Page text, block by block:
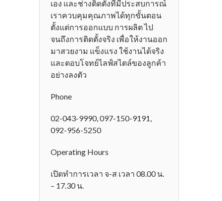
เอง และช่างติดตั้งที่มีประสบการณ์
เราควบคุมคุณภาพได้ทุกขั้นตอน
ตั้งแต่การออกแบบ การผลิต ไป
จนถึงการติดตั้งจริง เพื่อให้งานออก
มาสวยงาม แข็งแรง ใช้งานได้จริง
และตอบโจทย์ไลฟ์สไตล์ของลูกค้า
อย่างลงตัว
Phone
02-043-9990, 097-150-9191,
092-956-5250
Operating Hours
เปิดทำการเวลา จ-ส เวลา 08.00 น.
– 17.30 น.